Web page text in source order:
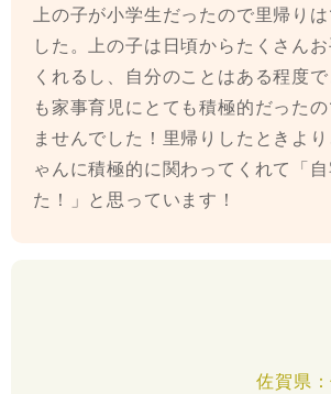
上の子が小学生だったので里帰り
した。上の子は日頃からたくさん
くれるし、自分のことはある程度
も家事育児にとても積極的だった
ませんでした！里帰りしたときよ
ゃんに積極的に関わってくれて「
た！」と思っています！
佐賀県